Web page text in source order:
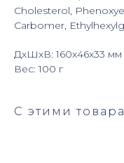
Cholesterol,
Carbomer,
ДxШxВ: 160x46x33 мм
Вес: 100 г
С этими